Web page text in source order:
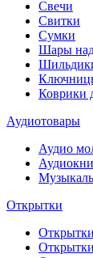
Свечи
Свитки
Сумки
Шары
Коврики
Аудиотовары
Аудио
Открытки